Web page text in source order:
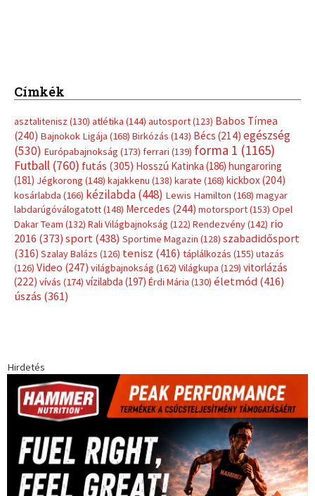
Címkék
asztalitenisz (130) atlétika (144) autosport(123) Babos Tímea
(240) Bajnokok Ligája (168) Birkózás (143) Bécs (214) egészség
(530) Európabajnokság (173) ferrari (139) forma 1 (1165)
Futball (760) futás (305) Hosszú Katinka (186) hungaroring
(181) Jégkorong (148) kajakkenu (138) karate (168) kickbox(204)
kosárlabda (166) kézilabda(448) Lewis Hamilton (168) magyar
labdarúgóválogatott(148) Mercedes (244) motorsport(153) Opel
Dakar Team (132) Rali Világbajnokság (122) Rendezvény(142) rio
2016 (373) sport(438) Sportime Magazin (128) szabadidősport
(316) Szalay Balázs (126) tenisz (416) táplálkozás (155) utazás
(126) Video (247) világbajnokság (162) Világkupa (129) vitorlázás
(222) vívás (174) vízilabda (197) Érdi Mária (130) életmód(416)
úszás (361)
Hirdetés